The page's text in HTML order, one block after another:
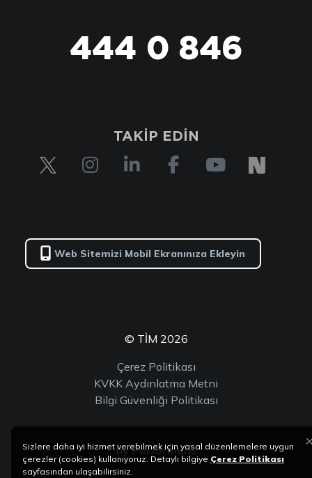
444 0 846
TAKİP EDİN
Web Sitemizi Mobil Ekranınıza Ekleyin
© TİM 2026
Çerez Politikası
KVKK Aydınlatma Metni
Bilgi Güvenliği Politikası
byPerformans
Sizlere daha iyi hizmet verebilmek için yasal düzenlemelere uygun
çerezler (cookies) kullanıyoruz. Detaylı bilgiye Çerez Politikası
sayfasından ulaşabilirsiniz.